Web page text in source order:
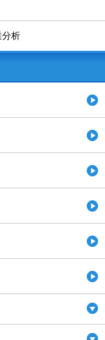
分析